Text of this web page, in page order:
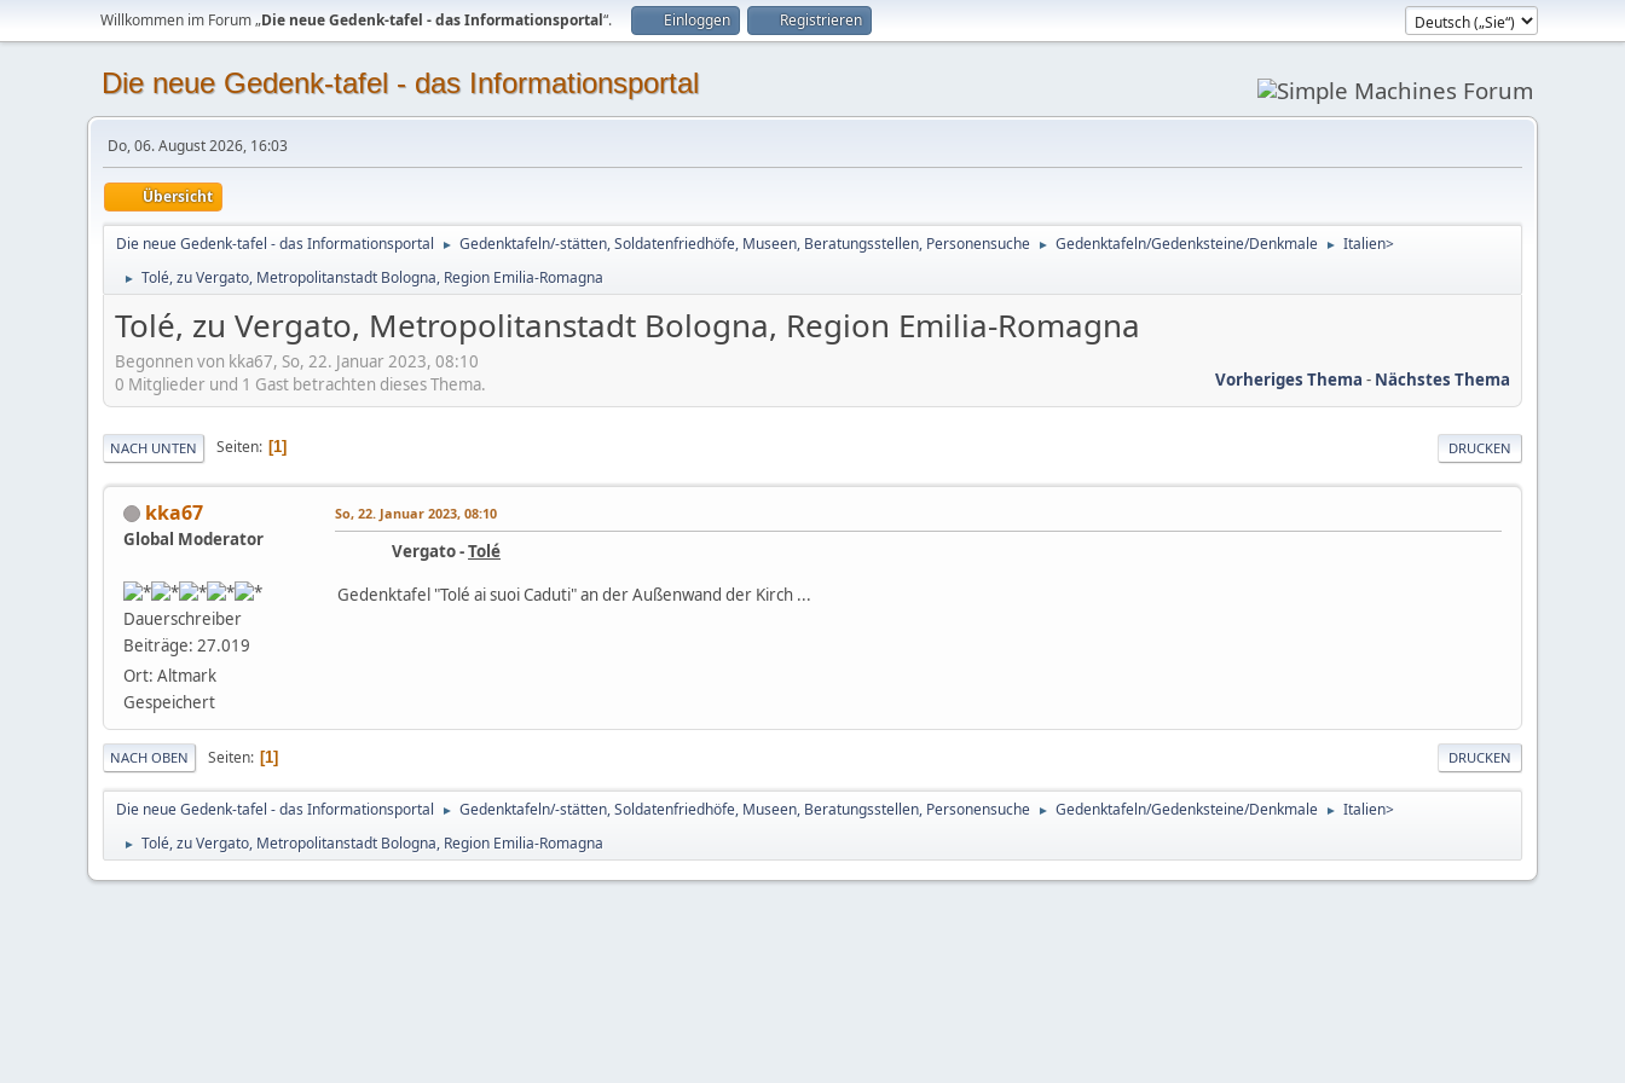
Willkommen im Forum „Die neue Gedenk-tafel - das Informationsportal“. Einloggen Registrieren
Die neue Gedenk-tafel - das Informationsportal
Do, 06. August 2026, 16:03
Übersicht
Die neue Gedenk-tafel - das Informationsportal ► Gedenktafeln/-stätten, Soldatenfriedhöfe, Museen, Beratungsstellen, Personensuche ► Gedenktafeln/Gedenksteine/Denkmale ► Italien>
► Tolé, zu Vergato, Metropolitanstadt Bologna, Region Emilia-Romagna
Tolé, zu Vergato, Metropolitanstadt Bologna, Region Emilia-Romagna
Begonnen von kka67, So, 22. Januar 2023, 08:10
Vorheriges Thema - Nächstes Thema
0 Mitglieder und 1 Gast betrachten dieses Thema.
DRUCKEN
NACH UNTEN Seiten 1
kka67
Global Moderator
Dauerschreiber
Beiträge: 27.019
Ort: Altmark
Gespeichert
So, 22. Januar 2023, 08:10
Vergato -Tolé
Gedenktafel "Tolé ai suoi Caduti" an der Außenwand der Kirch ...
DRUCKEN
NACH OBEN Seiten 1
Die neue Gedenk-tafel - das Informationsportal ► Gedenktafeln/-stätten, Soldatenfriedhöfe, Museen, Beratungsstellen, Personensuche ► Gedenktafeln/Gedenksteine/Denkmale ► Italien>
► Tolé, zu Vergato, Metropolitanstadt Bologna, Region Emilia-Romagna